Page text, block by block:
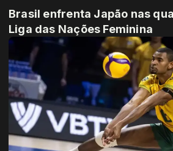
Brasil enfrenta Japão nas
Liga das Nações Feminina